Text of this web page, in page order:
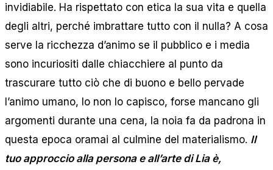
invidiabile. Ha rispettato con etica la sua vita e quella
degli altri, perché imbrattare tutto con il nulla? A cosa
serve la ricchezza d’animo se il pubblico e i media
sono incuriositi dalle chiacchiere al punto da
trascurare tutto ciò che di buono e bello pervade
l’animo umano, Io non lo capisco, forse mancano gli
argomenti durante una cena, la noia fa da padrona in
questa epoca oramai al culmine del materialismo. Il
tuo approccio alla persona e all’arte di Lia è,